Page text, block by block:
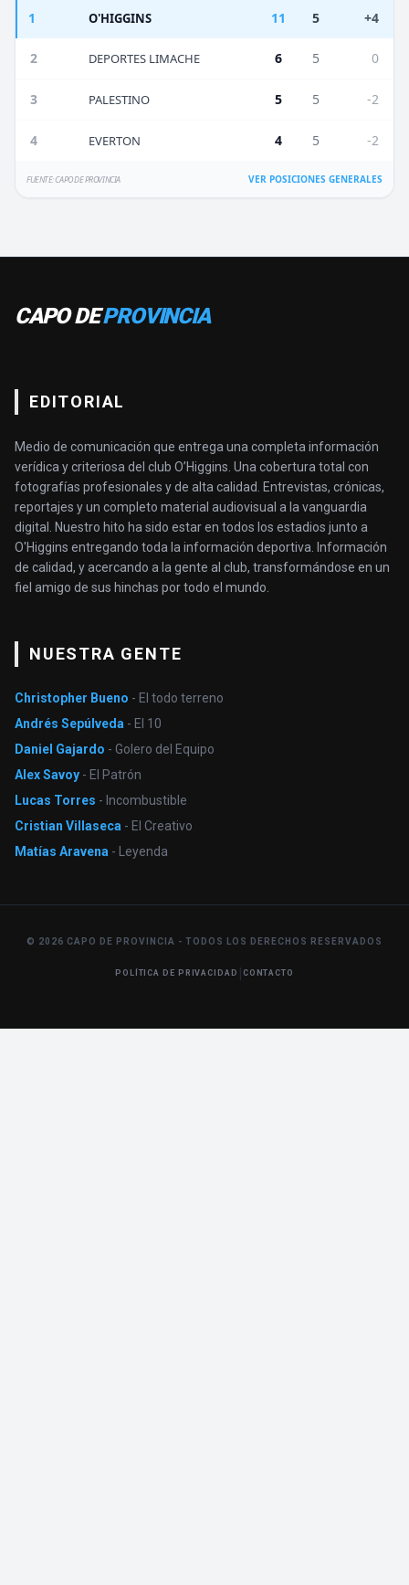
1 O'HIGGINS 11 5 +4
2 DEPORTES LIMACHE 6 5 0
3 PALESTINO 5 5 -2
4 EVERTON 4 5 -2
FUENTE: CAPO DE PROVINCIA VER POSICIONES GENERALES
CAPO DEPROVINCIA
EDITORIAL
Medio de comunicación que entrega una completa información
verídica y criteriosa del club O’Higgins. Una cobertura total con
fotografías profesionales y de alta calidad. Entrevistas, crónicas,
reportajes y un completo material audiovisual a la vanguardia
digital. Nuestro hito ha sido estar en todos los estadios junto a
O'Higgins entregando toda la información deportiva. Información
de calidad, y acercando a la gente al club, transformándose en un
fiel amigo de sus hinchas por todo el mundo.
NUESTRA GENTE
Christopher Bueno - El todo terreno
Andrés Sepúlveda - El 10
Daniel Gajardo - Golero del Equipo
Alex Savoy - El Patrón
Lucas Torres - Incombustible
Cristian Villaseca - El Creativo
Matías Aravena - Leyenda
© 2026 CAPO DE PROVINCIA - TODOS LOS DERECHOS RESERVADOS
POLÍTICA DE PRIVACIDAD | CONTACTO